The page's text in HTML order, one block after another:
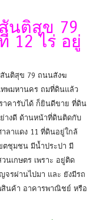
นติสุข 79
12 ไร่ อยู่
สันติสุข 79 ถนนสังฆ
พมหานคร ถมที่ดินแล้ว
าคารับได้ ก็ยินดีขาย ที่ดิน
างดี ด้านหน้าที่ดินติดกับ
ลาแดง 11 ที่ดินอยู่ใกล้
ตชุมชน มีน้ำประปา มี
นเกษตร เพราะ อยู่ติด
รผ่านไปมา และ ยังมีรถ
สินค้า อาคารพาณิชย์ หรือ